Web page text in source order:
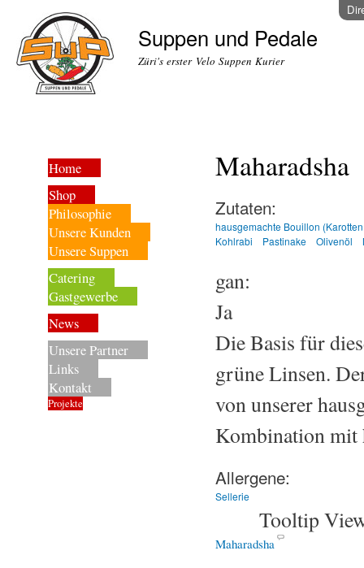
Suppen und Pedale
Züri's erster Velo Suppen Kurier
Home
Shop
Philosophie
Unsere Kunden
Unsere Suppen
Catering
Gastgewerbe
News
Unsere Partner
Links
Kontakt
Projekte
Maharadsha
Zutaten:
hausgemachte Bouillon (Karotten
Kohlrabi
Pastinake Olivenöl
gan:
Ja
Die Basis für
grüne Linsen.
von unserer
Kombination mit
Allergene:
Sellerie
Tooltip
Maharadsha